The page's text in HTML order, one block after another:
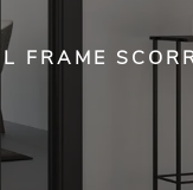
FRAME